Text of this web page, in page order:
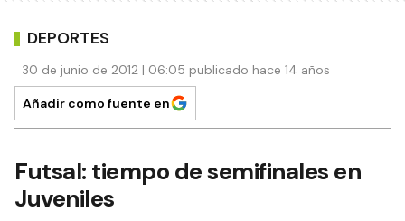
DEPORTES
30 de junio de 2012 | 06:05 publicado hace 14 años
Añadir como fuente en
Futsal: tiempo de semifinales en
Juveniles